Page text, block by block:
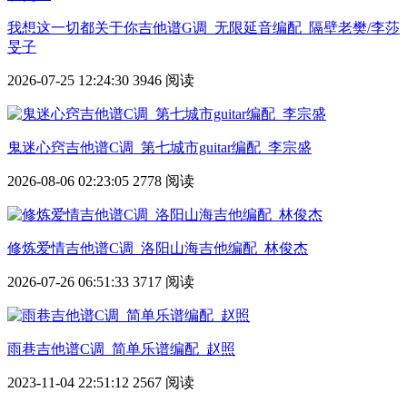
我想这一切都关于你吉他谱G调_无限延音编配_隔壁老樊/李莎
旻子
2026-07-25 12:24:30 3946 阅读
鬼迷心窍吉他谱C调_第七城市guitar编配_李宗盛
2026-08-06 02:23:05 2778 阅读
修炼爱情吉他谱C调_洛阳山海吉他编配_林俊杰
2026-07-26 06:51:33 3717 阅读
雨巷吉他谱C调_简单乐谱编配_赵照
2023-11-04 22:51:12 2567 阅读